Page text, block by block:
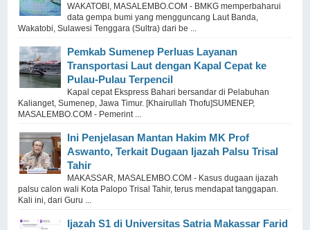
WAKATOBI, MASALEMBO.COM - BMKG memperbaharui
data gempa bumi yang mengguncang Laut Banda,
Wakatobi, Sulawesi Tenggara (Sultra) dari be ...
Pemkab Sumenep Perluas Layanan
Transportasi Laut dengan Kapal Cepat ke
Pulau-Pulau Terpencil
Kapal cepat Ekspress Bahari bersandar di Pelabuhan
Kalianget, Sumenep, Jawa Timur. [Khairullah Thofu]SUMENEP,
MASALEMBO.COM - Pemerint ...
Ini Penjelasan Mantan Hakim MK Prof
Aswanto, Terkait Dugaan Ijazah Palsu Trisal
Tahir
MAKASSAR, MASALEMBO.COM - Kasus dugaan ijazah
palsu calon wali Kota Palopo Trisal Tahir, terus mendapat tanggapan.
Kali ini, dari Guru ...
Ijazah S1 di Universitas Satria Makassar Farid